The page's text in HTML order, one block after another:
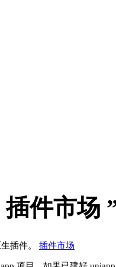
件市场
插件。 插件市场